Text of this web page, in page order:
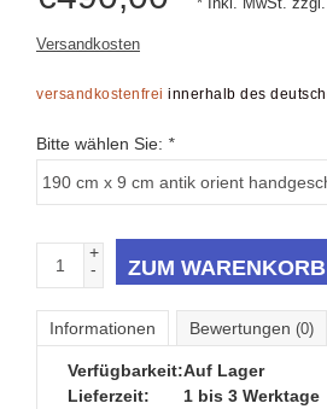
Versandkosten
versandkostenfrei innerhalb des
Bitte wählen Sie: *
+
-
ZUM
Informationen Bewertungen (0)
Verfügbarkeit:Auf Lager
Lieferzeit:
1 bis 3 Werktage